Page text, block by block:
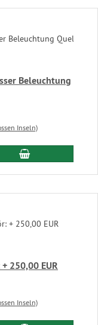
Beleuchtung
Inseln)
In den
250,00 EUR
Inseln)